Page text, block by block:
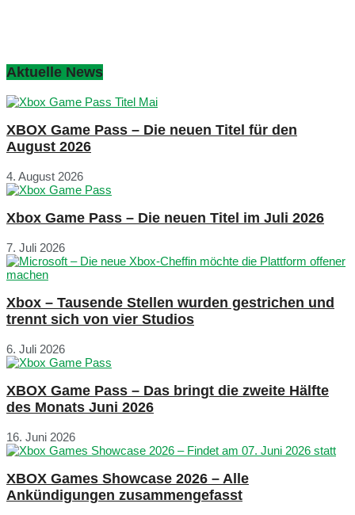
Aktuelle News
XBOX Game Pass – Die neuen Titel für den
August 2026
4. August 2026
Xbox Game Pass – Die neuen Titel im Juli 2026
7. Juli 2026
Xbox – Tausende Stellen wurden gestrichen und
trennt sich von vier Studios
6. Juli 2026
XBOX Game Pass – Das bringt die zweite Hälfte
des Monats Juni 2026
16. Juni 2026
XBOX Games Showcase 2026 – Alle
Ankündigungen zusammengefasst